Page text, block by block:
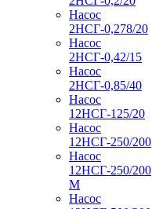
Насос
2НСГ-0,278/20
Насос
2НСГ-0,42/15
Насос
2НСГ-0,85/40
Насос
12НСГ-125/20
Насос
12НСГ-250/200
Насос
12НСГ-250/200
М
Насос